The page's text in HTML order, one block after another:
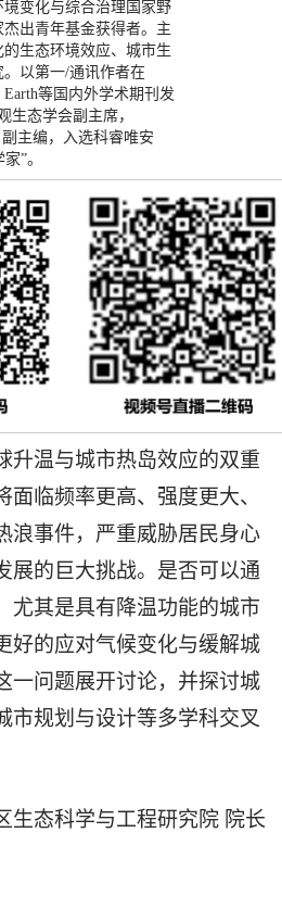
变化与综合治理国家野
出青年基金获得者。主
生态环境效应、城市生
以第一/通讯作者在
Earth等国内外学术期刊发
生态学会副主席，
副主编，入选科睿唯安
”。
升温与城市热岛效应的双重
临频率更高、强度更大、
浪事件，严重威胁居民身心
展的巨大挑战。是否可以通
尤其是具有降温功能的城市
好的应对气候变化与缓解城
一问题展开讨论，并探讨城
市规划与设计等多学科交叉
生态科学与工程研究院 院长